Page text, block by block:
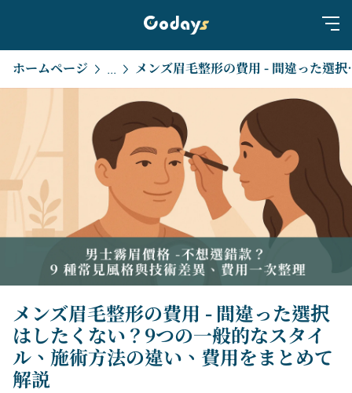
ホームページ ... メンズ眉毛整形の費用 -
メンズ眉毛整形の費用 - 間違った選択
はしたくない？9つの一般的なスタイ
ル、施術方法の違い、費用をまとめて
解説